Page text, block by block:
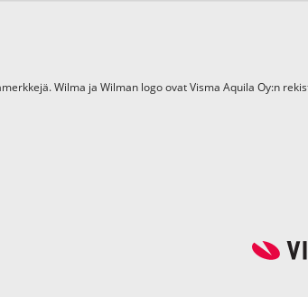
Wilma ja Wilman logo ovat Visma Aquila Oy:n